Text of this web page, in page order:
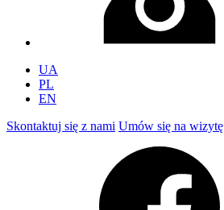
UA
PL
EN
Skontaktuj się z nami Umów się na wizytę